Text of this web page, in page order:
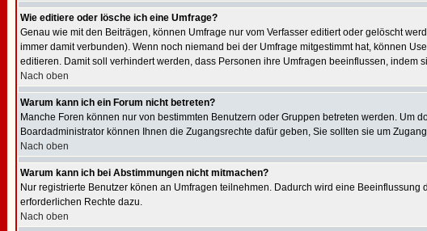
Wie editiere oder lösche ich eine Umfrage?
Genau wie mit den Beiträgen, können Umfrage nur vom Verfasser editiert oder gelöscht
immer damit verbunden). Wenn noch niemand bei der Umfrage mitgestimmt hat, können
editieren. Damit soll verhindert werden, dass Personen ihre Umfragen beeinflussen, indem
Nach oben
Warum kann ich ein Forum nicht betreten?
Manche Foren können nur von bestimmten Benutzern oder Gruppen betreten werden.
Boardadministrator können Ihnen die Zugangsrechte dafür geben, Sie sollten sie um
Nach oben
Warum kann ich bei Abstimmungen nicht mitmachen?
Nur registrierte Benutzer könen an Umfragen teilnehmen. Dadurch wird eine
erforderlichen Rechte dazu.
Nach oben